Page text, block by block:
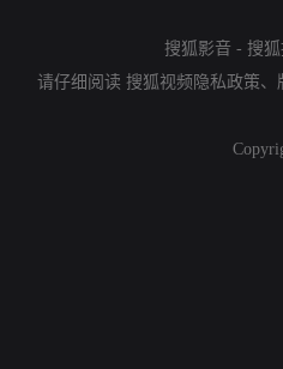
搜狐影音 - 搜
请仔细阅读 搜狐视频隐私政策、